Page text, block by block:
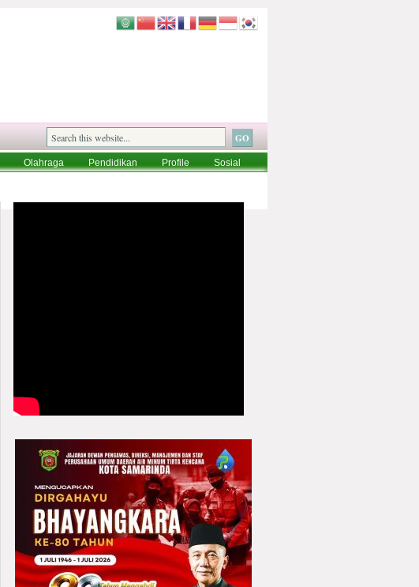
Olahraga Pendidikan Profile
Sosial